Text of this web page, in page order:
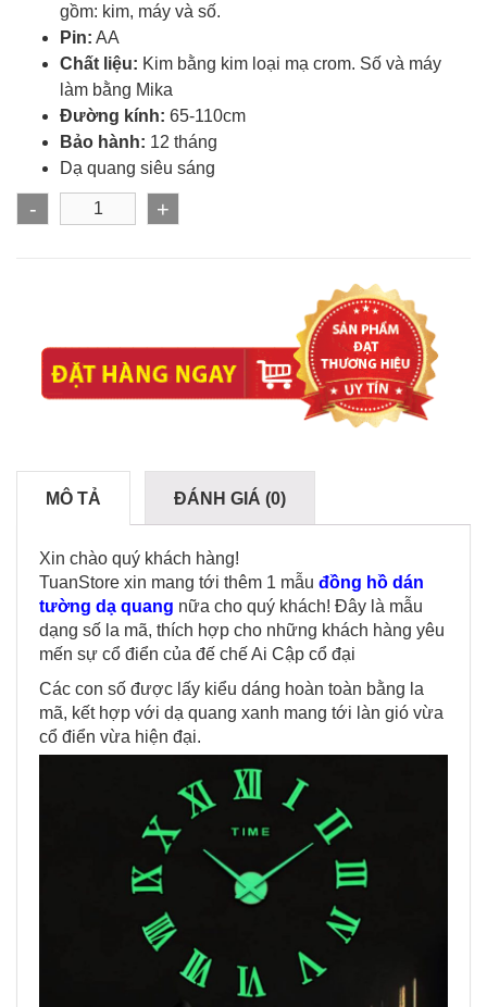
gồm: kim, máy và số.
Pin: AA
Chất liệu: Kim bằng kim loại mạ crom. Số và máy
làm bằng Mika
Đường kính: 65-110cm
Bảo hành: 12 tháng
Dạ quang siêu sáng
- +
MÔ TẢ ĐÁNH GIÁ (0)
Xin chào quý khách hàng!
TuanStore xin mang tới thêm 1 mẫu đồng hồ dán
tường dạ quang nữa cho quý khách! Đây là mẫu
dạng số la mã, thích hợp cho những khách hàng yêu
mến sự cổ điển của đế chế Ai Cập cổ đại
Các con số được lấy kiểu dáng hoàn toàn bằng la
mã, kết hợp với dạ quang xanh mang tới làn gió vừa
cổ điển vừa hiện đại.